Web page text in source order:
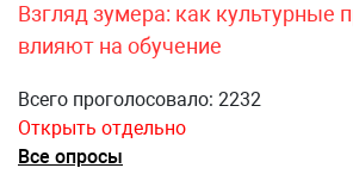
Взгляд зумера: как культурные
влияют на обучение
Всего проголосовало: 2232
Открыть отдельно
Все опросы